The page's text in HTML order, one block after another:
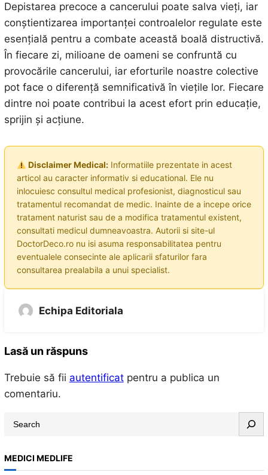
Depistarea precoce a cancerului poate salva vieți, iar
conștientizarea importanței controalelor regulate este
esențială pentru a combate această boală distructivă.
În fiecare zi, milioane de oameni se confruntă cu
provocările cancerului, iar eforturile noastre colective
pot face o diferență semnificativă în viețile lor. Fiecare
dintre noi poate contribui la acest efort prin educație,
sprijin și acțiune.
Disclaimer Medical:Informatiile prezentate in acest
articol au caracter informativ si educational. Ele nu
inlocuiesc consultul medical profesionist, diagnosticul sau
tratamentul recomandat de medic. Inainte de a incepe orice
tratament naturist sau de a modifica tratamentul existent,
consultati medicul dumneavoastra. Autorii si site-ul
DoctorDeco.ro nu isi asuma responsabilitatea pentru
eventualele consecinte ale aplicarii sfaturilor fara
consultarea prealabila a unui specialist.
Echipa Editoriala
Lasă un răspuns
Trebuie să fii autentificatpentru a publica un
comentariu.
a
r
MEDICI MEDLIFE